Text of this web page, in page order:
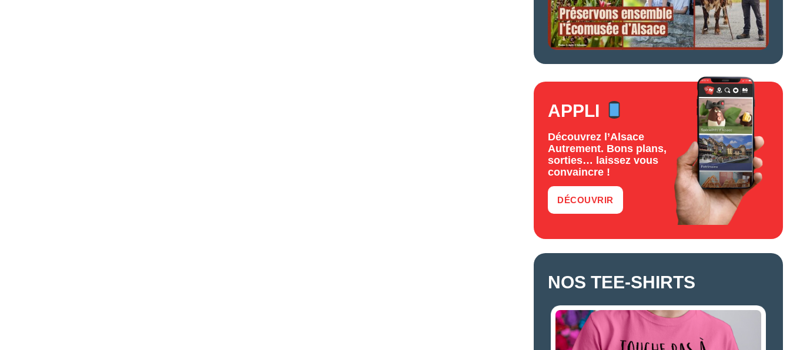
APPLI
Découvrez l’Alsace
Autrement. Bons plans,
sorties… laissez vous
convaincre !
DÉCOUVRIR
NOS TEE-SHIRTS